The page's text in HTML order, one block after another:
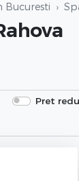
Bucuresti
Pret